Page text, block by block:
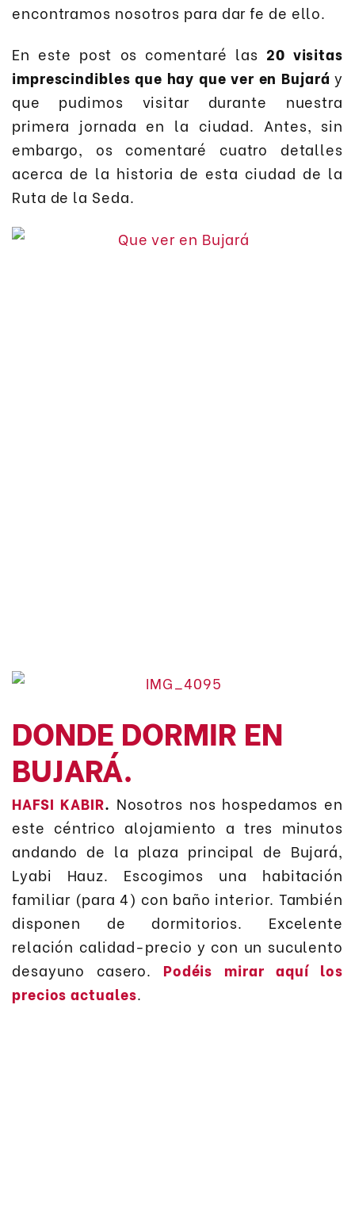
encontramos nosotros para dar fe de ello.
En este post os comentaré las 20 visitas
imprescindibles que hay que ver en Bujará y
que pudimos visitar durante nuestra
primera jornada en la ciudad. Antes, sin
embargo, os comentaré cuatro detalles
acerca de la historia de esta ciudad de la
Ruta de la Seda.
DONDE DORMIR EN
BUJARÁ.
HAFSI KABIR. Nosotros nos hospedamos en
este céntrico alojamiento a tres minutos
andando de la plaza principal de Bujará,
Lyabi Hauz. Escogimos una habitación
familiar (para 4) con baño interior. También
disponen de dormitorios. Excelente
relación calidad-precio y con un suculento
desayuno casero. Podéis mirar aquí los
precios actuales.